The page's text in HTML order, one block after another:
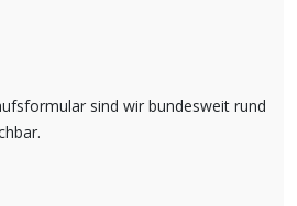
sind wir bundesweit rund